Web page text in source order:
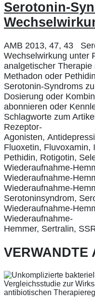
Serotonin-
AMB 2013, 47, 43
Wechselwirkung
analgetischer
Methadon oder
Serotonin-Syndroms
Dosierung oder
abonnieren oder
Schlagworte zum
Rezeptor-
Agonisten,
Fluoxetin, Fluvoxamin,
Pethidin, Rotigotin,
Wiederaufnahme-
Wiederaufnahme-
Wiederaufnahme-
Serotoninsyndrom,
Wiederaufnahme-
Wiederaufnahme-
Hemmer, Sertralin,
VERWANDTE